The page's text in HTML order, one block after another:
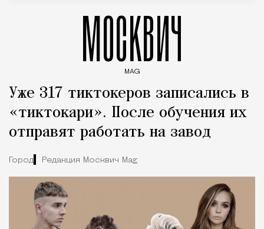
МОСКВИЧ
MAG
Уже 317 тиктокеров записались в
«тиктокари». После обучения их
отправят работать на завод
Город Редакция Москвич Mag